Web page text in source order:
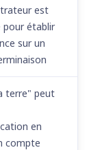
est
pour établir
sur un
terre" peut
en
compte